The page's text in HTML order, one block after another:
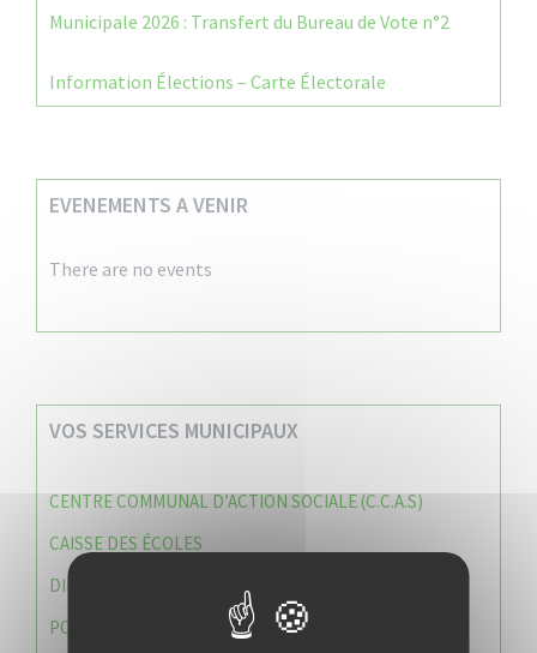
Municipale 2026 : Transfert du Bureau de Vote n°2
Information Élections – Carte Électorale
EVENEMENTS A VENIR
There are no events
VOS SERVICES MUNICIPAUX
CENTRE COMMUNAL D’ACTION SOCIALE (C.C.A.S)
CAISSE DES ÉCOLES
DIRECTION DES SERVICES TECHNIQUES
POLICE MUNICIPALE